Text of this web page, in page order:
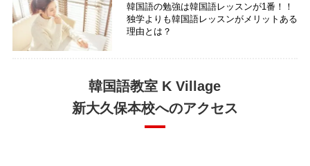
韓国語の勉強は韓国語レッスンが1番！！
独学よりも韓国語レッスンがメリットある
理由とは？
韓国語教室 K Village
新大久保本校へのアクセス